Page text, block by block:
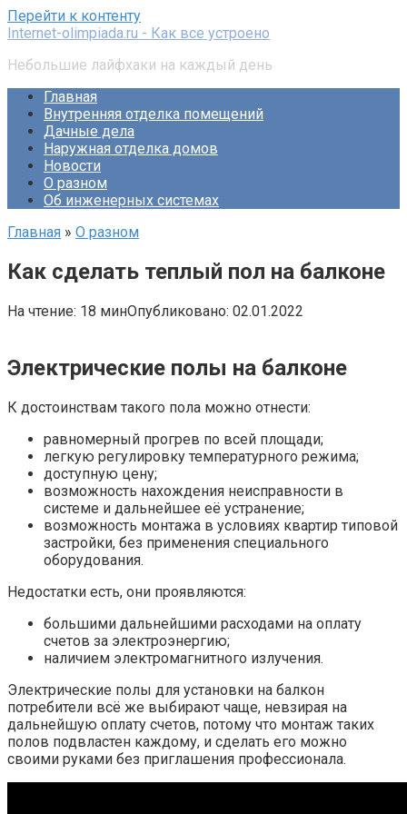
Перейти к контенту
Internet-olimpiada.ru - Как все устроено
Небольшие лайфхаки на каждый день
Главная
Внутренняя отделка помещений
Дачные дела
Наружная отделка домов
Новости
О разном
Об инженерных системах
Главная » О разном
Как сделать теплый пол на балконе
На чтение: 18 минОпубликовано: 02.01.2022
Электрические полы на балконе
К достоинствам такого пола можно отнести:
равномерный прогрев по всей площади;
легкую регулировку температурного режима;
доступную цену;
возможность нахождения неисправности в
системе и дальнейшее её устранение;
возможность монтажа в условиях квартир типовой
застройки, без применения специального
оборудования.
Недостатки есть, они проявляются:
большими дальнейшими расходами на оплату
счетов за электроэнергию;
наличием электромагнитного излучения.
Электрические полы для установки на балкон
потребители всё же выбирают чаще, невзирая на
дальнейшую оплату счетов, потому что монтаж таких
полов подвластен каждому, и сделать его можно
своими руками без приглашения профессионала.